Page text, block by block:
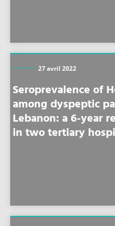
27 avril 2022
Seroprevalence of
among dyspeptic
Lebanon: a 6-year
in two tertiary